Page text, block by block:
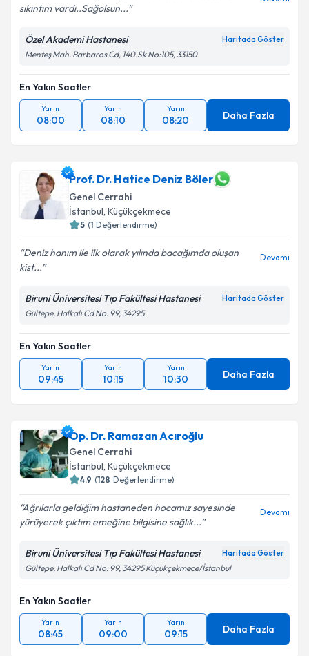
sıkıntım vardı..Sağolsun...
Özel Akademi Hastanesi Haritada Göster
Menteş Mah. Barbaros Cd, 140.Sk No:105, 33150
En Yakın Saatler
Yarın
08:00
Yarın
08:10
Yarın
08:20 Daha Fazla
Prof. Dr. Hatice Deniz Böler
Genel Cerrahi
İstanbul, Küçükçekmece
5 (1 Değerlendirme)
Deniz hanım ile ilk olarak yılında bacağımda oluşan
kist...
Devamı
Biruni Üniversitesi Tıp Fakültesi Hastanesi Haritada Göster
Gültepe, Halkalı Cd No: 99, 34295
En Yakın Saatler
Yarın
09:45
Yarın
10:15
Yarın
10:30 Daha Fazla
Op. Dr. Ramazan Acıroğlu
Genel Cerrahi
İstanbul, Küçükçekmece
4.9 (128 Değerlendirme)
Ağrılarla geldiğim hastaneden hocamız sayesinde
yürüyerek çıktım emeğine bilgisine sağlık...
Devamı
Biruni Üniversitesi Tıp Fakültesi Hastanesi Haritada Göster
Gültepe, Halkalı Cd No: 99, 34295 Küçükçekmece/İstanbul
En Yakın Saatler
Yarın
08:45
Yarın
09:00
Yarın
09:15 Daha Fazla